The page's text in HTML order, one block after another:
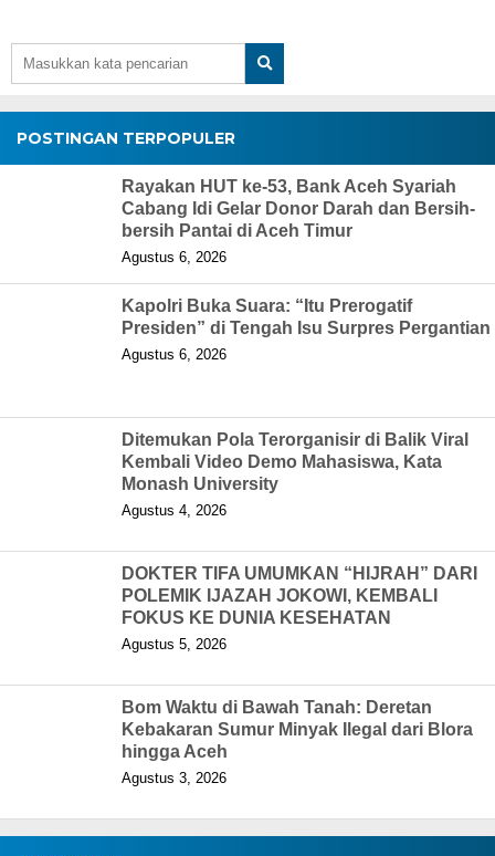
POSTINGAN TERPOPULER
Rayakan HUT ke-53, Bank Aceh Syariah
Cabang Idi Gelar Donor Darah dan Bersih-
bersih Pantai di Aceh Timur
Agustus 6, 2026
Kapolri Buka Suara: “Itu Prerogatif
Presiden” di Tengah Isu Surpres Pergantian
Agustus 6, 2026
Ditemukan Pola Terorganisir di Balik Viral
Kembali Video Demo Mahasiswa, Kata
Monash University
Agustus 4, 2026
DOKTER TIFA UMUMKAN “HIJRAH” DARI
POLEMIK IJAZAH JOKOWI, KEMBALI
FOKUS KE DUNIA KESEHATAN
Agustus 5, 2026
Bom Waktu di Bawah Tanah: Deretan
Kebakaran Sumur Minyak Ilegal dari Blora
hingga Aceh
Agustus 3, 2026